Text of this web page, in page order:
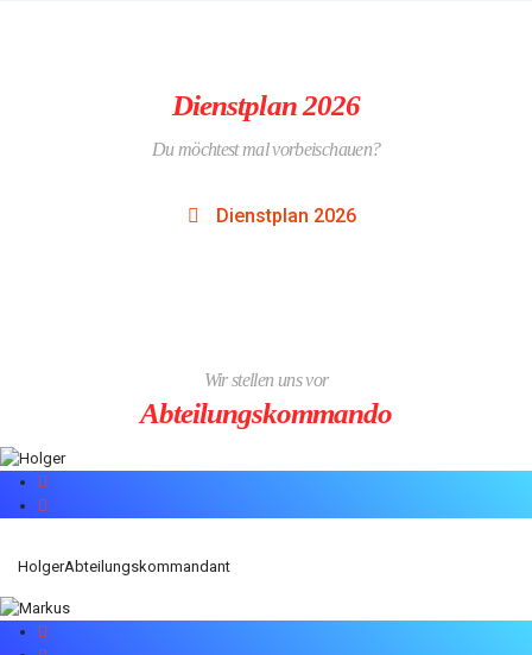
Dienstplan 2026
Du möchtest mal vorbeischauen?
Dienstplan 2026
Wir stellen uns vor
Abteilungskommando
HolgerAbteilungskommandant